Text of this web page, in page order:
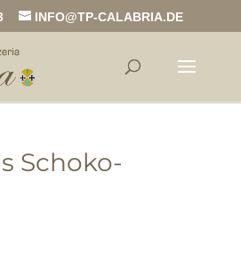
INFO@TP-CALABRIA.DE
Schoko-